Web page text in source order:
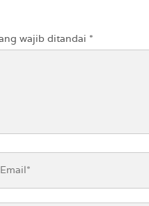
wajib ditandai *